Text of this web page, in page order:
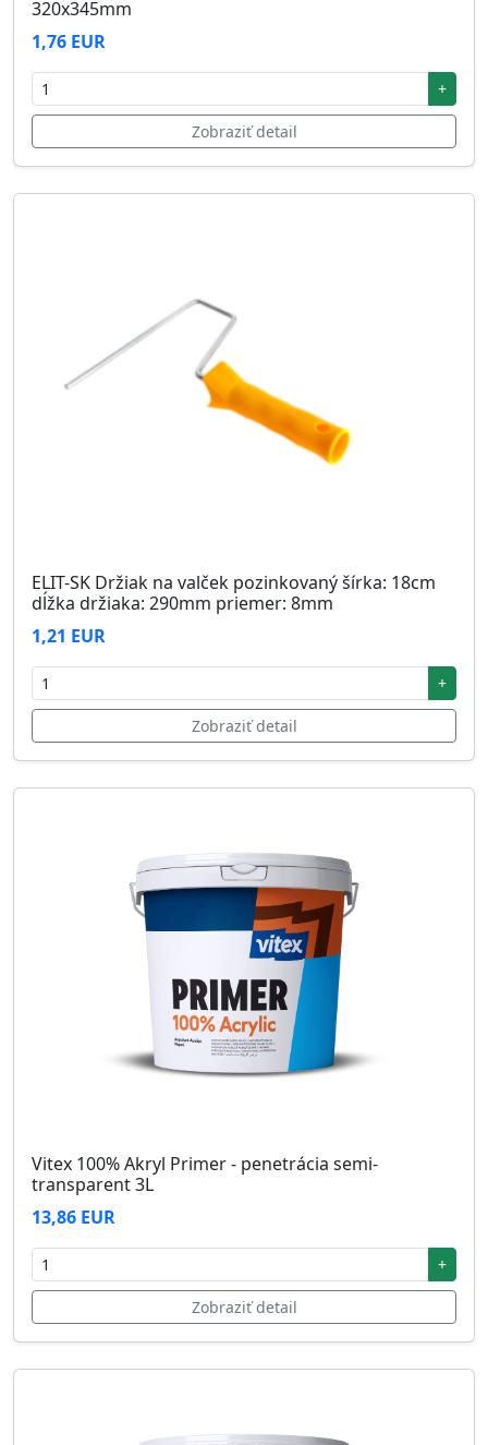
320x345mm
1,76 EUR
+
Zobraziť detail
ELIT-SK Držiak na valček pozinkovaný šírka: 18cm
dĺžka držiaka: 290mm priemer: 8mm
1,21 EUR
+
Zobraziť detail
Vitex 100% Akryl Primer - penetrácia semi-
transparent 3L
13,86 EUR
+
Zobraziť detail